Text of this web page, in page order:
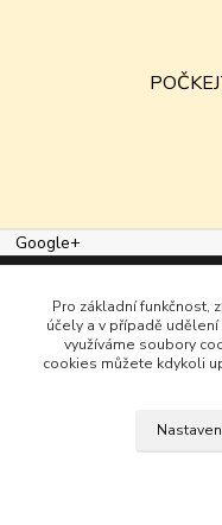
Google+
Pro základní funkčnost,
účely a v případě
využíváme soubory
cookies můžete kdykoli